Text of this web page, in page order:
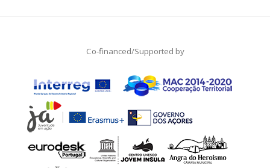
Co-financed/Supported by